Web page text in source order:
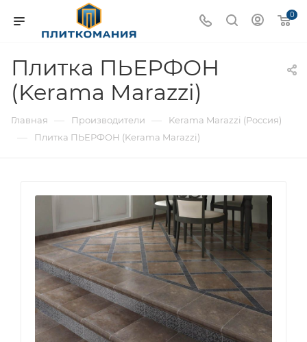
0
Плитка ПЬЕРФОН
(Kerama Marazzi)
Главная — Производители — Kerama Marazzi (Россия)
— Плитка ПЬЕРФОН (Kerama Marazzi)